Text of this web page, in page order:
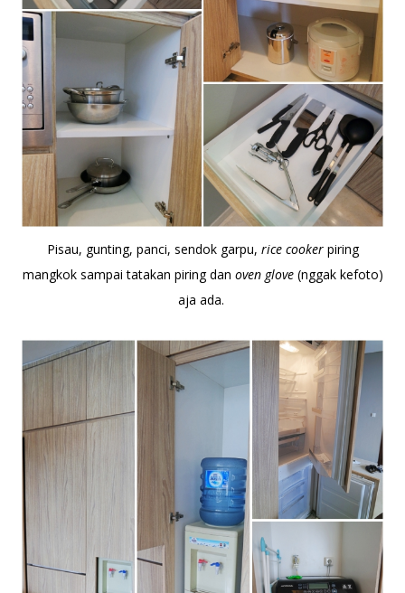
Pisau, gunting, panci, sendok garpu, rice cooker piring
mangkok sampai tatakan piring dan oven glove(nggak kefoto)
aja ada.